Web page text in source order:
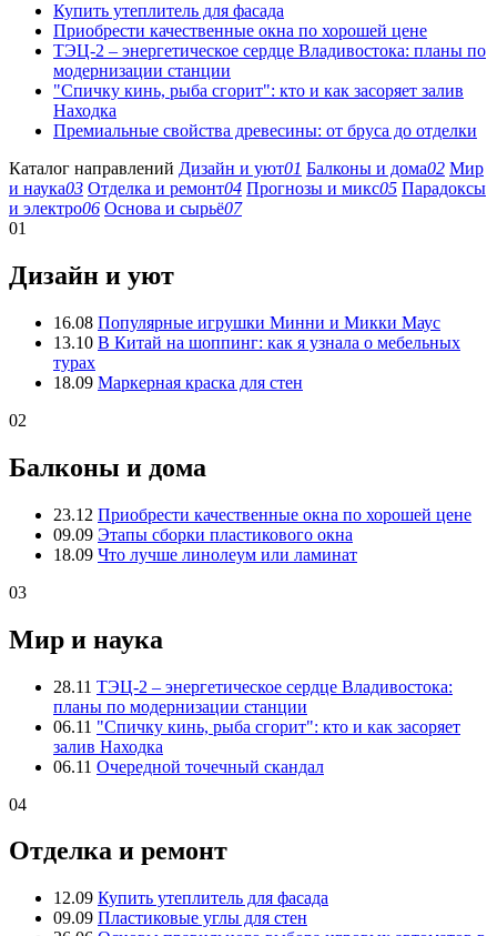
Купить утеплитель для фасада
Приобрести качественные окна по хорошей цене
ТЭЦ-2 – энергетическое сердце Владивостока: планы по
модернизации станции
"Спичку кинь, рыба сгорит": кто и как засоряет залив
Находка
Премиальные свойства древесины: от бруса до отделки
Каталог направлений Дизайн и уют01 Балконы и дома02 Мир
и наука03 Отделка и ремонт04 Прогнозы и микс05 Парадоксы
и электро06 Основа и сырьё07
01
Дизайн и уют
16.08 Популярные игрушки Минни и Микки Маус
13.10 В Китай на шоппинг: как я узнала о мебельных
турах
18.09 Маркерная краска для стен
02
Балконы и дома
23.12 Приобрести качественные окна по хорошей цене
09.09 Этапы сборки пластикового окна
18.09 Что лучше линолеум или ламинат
03
Мир и наука
28.11 ТЭЦ-2 – энергетическое сердце Владивостока:
планы по модернизации станции
06.11 "Спичку кинь, рыба сгорит": кто и как засоряет
залив Находка
06.11 Очередной точечный скандал
04
Отделка и ремонт
12.09 Купить утеплитель для фасада
09.09 Пластиковые углы для стен